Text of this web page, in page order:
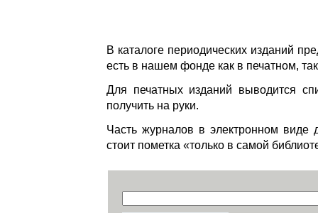
В каталоге периодических изданий
есть в нашем фонде как в печатном,
Для печатных изданий выводится
получить на руки.
Часть журналов в электронном виде
стоит пометка «только в самой